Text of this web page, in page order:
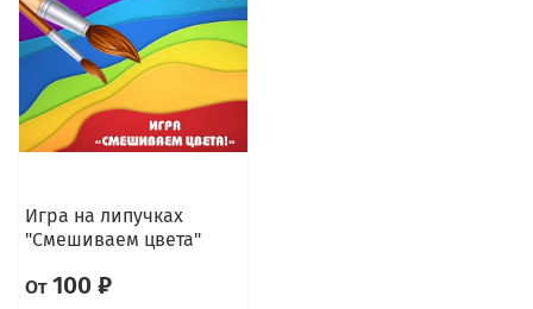
Игра на липучках
"Смешиваем цвета"
От100 ₽